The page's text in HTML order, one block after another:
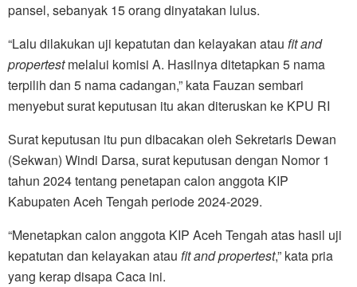
pansel, sebanyak 15 orang dinyatakan lulus.
“Lalu dilakukan uji kepatutan dan kelayakan atau fit and
propertestmelalui komisi A. Hasilnya ditetapkan 5 nama
terpilih dan 5 nama cadangan,” kata Fauzan sembari
menyebut surat keputusan itu akan diteruskan ke KPU RI
Surat keputusan itu pun dibacakan oleh Sekretaris Dewan
(Sekwan) Windi Darsa, surat keputusan dengan Nomor 1
tahun 2024 tentang penetapan calon anggota KIP
Kabupaten Aceh Tengah periode 2024-2029.
“Menetapkan calon anggota KIP Aceh Tengah atas hasil uji
kepatutan dan kelayakan atau fit and propertest,” kata pria
yang kerap disapa Caca ini.